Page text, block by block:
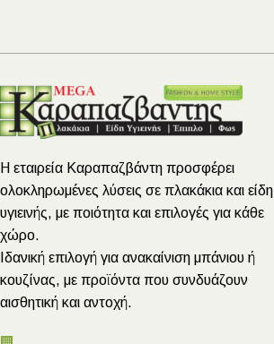
Η εταιρεία Καραπαζβάντη προσφέρει
ολοκληρωμένες λύσεις σε πλακάκια και είδη
υγιεινής, με ποιότητα και επιλογές για κάθε
χώρο.
Ιδανική επιλογή για ανακαίνιση μπάνιου ή
κουζίνας, με προϊόντα που συνδυάζουν
αισθητική και αντοχή.